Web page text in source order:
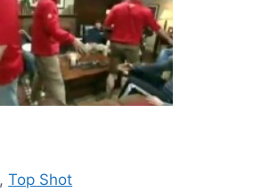
,Top Shot